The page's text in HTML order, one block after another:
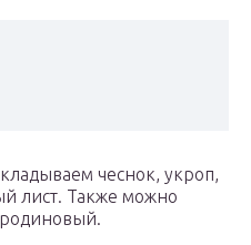
чеснок, укроп,
лист. Также можно